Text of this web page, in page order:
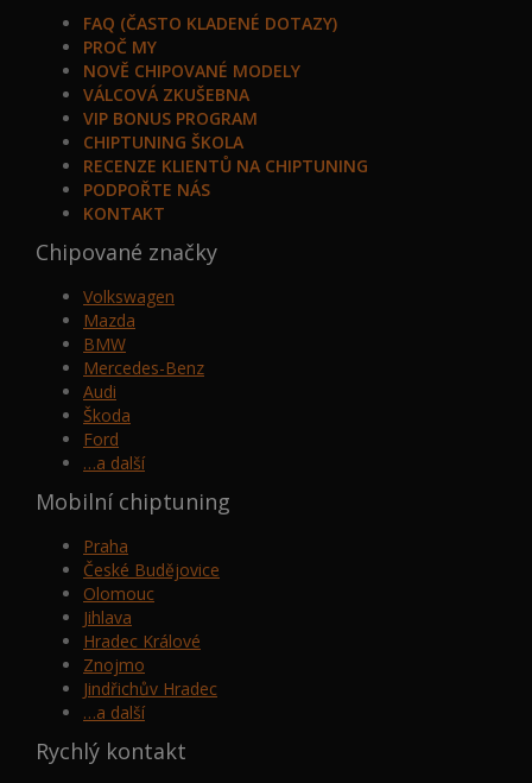
FAQ (ČASTO KLADENÉ DOTAZY)
PROČ MY
NOVĚ CHIPOVANÉ MODELY
VÁLCOVÁ ZKUŠEBNA
VIP BONUS PROGRAM
CHIPTUNING ŠKOLA
RECENZE KLIENTŮ NA CHIPTUNING
PODPOŘTE NÁS
KONTAKT
Chipované značky
Volkswagen
Mazda
BMW
Mercedes-Benz
Audi
Škoda
Ford
…a další
Mobilní chiptuning
Praha
České Budějovice
Olomouc
Jihlava
Hradec Králové
Znojmo
Jindřichův Hradec
…a další
Rychlý kontakt